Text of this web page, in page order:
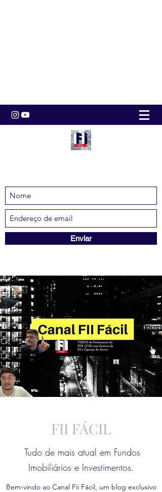
Enviar
FII FÁCIL
Tudo de mais atual em Fundos
Imobiliários e Investimentos.
Bem-vindo ao Canal Fii Fácil, um blog exclusivo